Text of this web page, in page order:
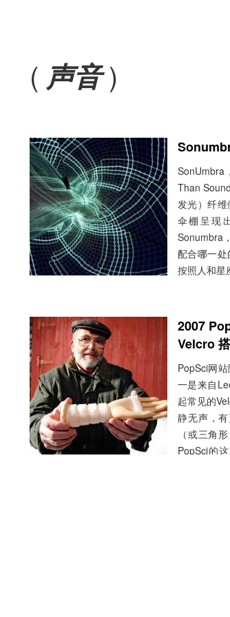
( 声音)
SonUmbra
Than
发光）纤
伞棚呈现
Sonumbra
配合哪一
按照人和星
2007
Velcro 搭
PopSci网
一是来自
起常见的
静无声，
（或三角
PopSci的